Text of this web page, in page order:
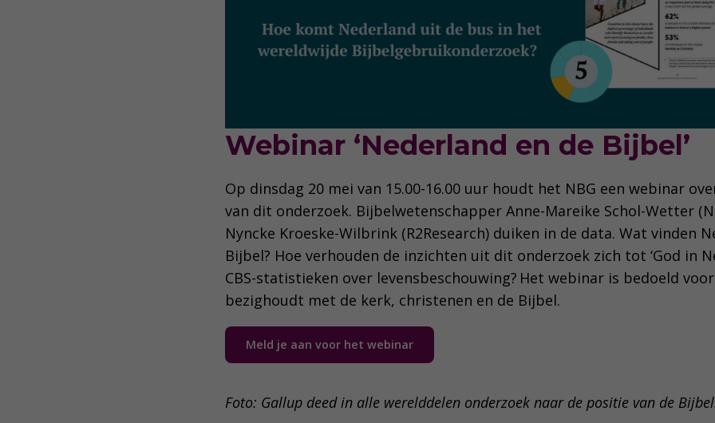
Webinar ‘Nederland en de Bijbel’
Op dinsdag 20 mei van 15.00-16.00 uur houdt het NBG een webinar
van dit onderzoek. Bijbelwetenschapper Anne-Mareike Schol-Wetter
Nyncke Kroeske-Wilbrink (R2Research) duiken in de data. Wat vinden
Bijbel? Hoe verhouden de inzichten uit dit onderzoek zich tot ‘God in
CBS-statistieken over levensbeschouwing? Het webinar is bedoeld
bezighoudt met de kerk, christenen en de Bijbel.
Meld je aan voor het webinar
Foto: Gallup deed in alle werelddelen onderzoek naar de positie van de